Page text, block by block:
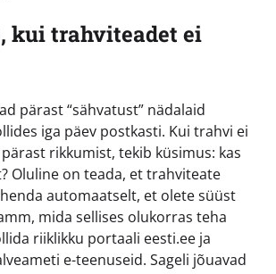
kui trahviteadet ei
pärast “sähvatust” nädalaid
iga päev postkasti. Kui trahvi ei
rikkumist, tekib küsimus: kas
Oluline on teada, et trahviteate
automaatselt, et olete süüst
mida sellises olukorras teha
riiklikku portaali eesti.ee ja
e-teenuseid. Sageli jõuavad